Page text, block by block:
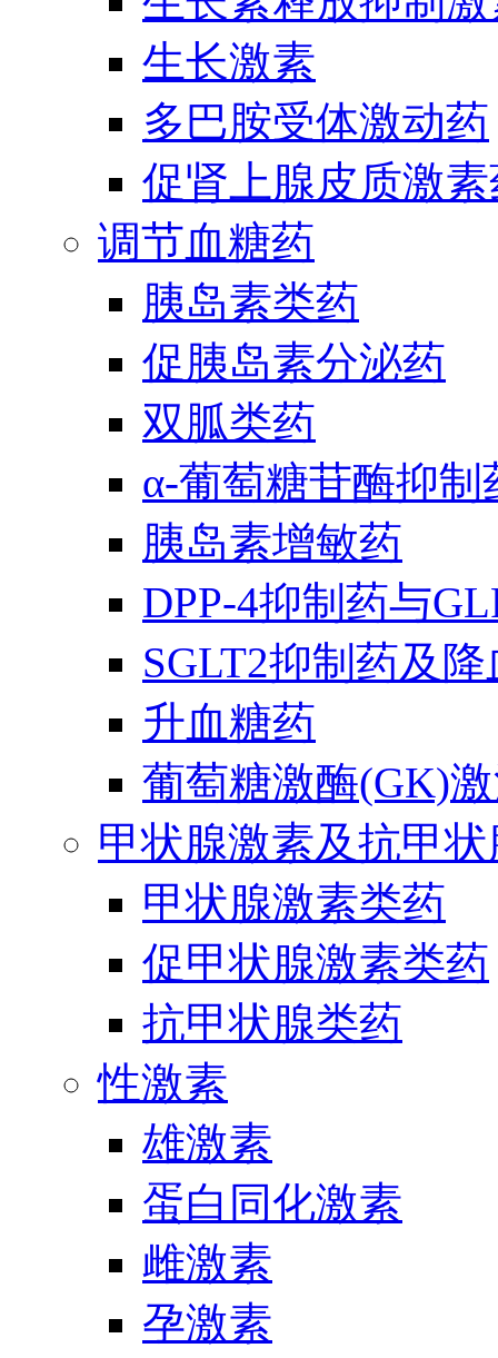
生长激素
多巴胺受体激动药
促肾上腺皮质激
调节血糖药
胰岛素类药
促胰岛素分泌药
双胍类药
α-葡萄糖苷酶抑制
胰岛素增敏药
DPP-4抑制药与
SGLT2抑制药及
升血糖药
葡萄糖激酶(GK)
甲状腺激素及抗甲
甲状腺激素类药
促甲状腺激素类药
抗甲状腺类药
性激素
雄激素
蛋白同化激素
雌激素
孕激素